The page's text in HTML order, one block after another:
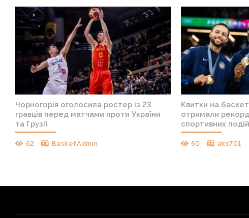
Чорногорія оголосила ростер із 23
гравців перед матчами проти України
та Грузії
62 BasketAdmin
Квитки на
отримали
спортивних
50 aks701